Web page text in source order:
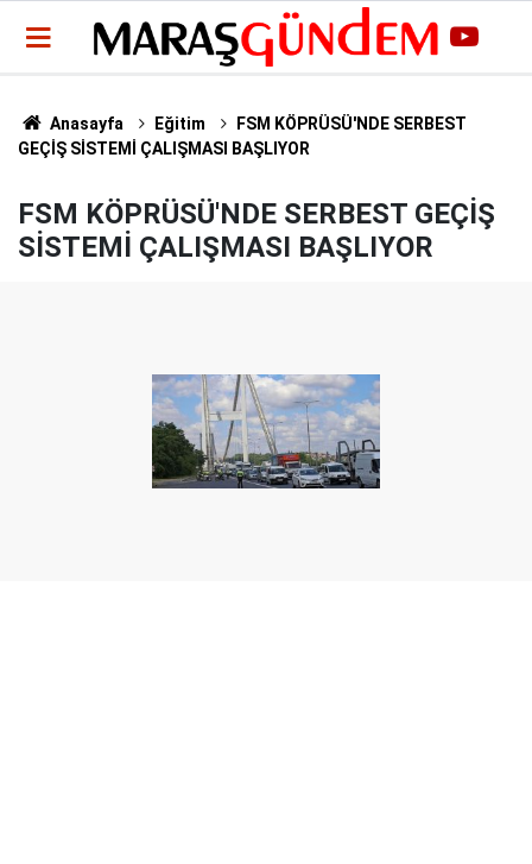
Anasayfa Eğitim
FSM KÖPRÜSÜ'NDE SERBEST
GEÇİŞ SİSTEMİ ÇALIŞMASI BAŞLIYOR
FSM KÖPRÜSÜ'NDE SERBEST GEÇİŞ
SİSTEMİ ÇALIŞMASI BAŞLIYOR